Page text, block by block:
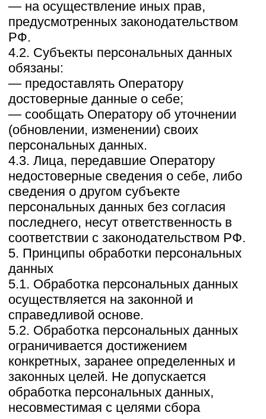
по которому является субъект
персональных данных, а также для
заключения договора по инициативе
субъекта персональных данных или
договора, по которому субъект
персональных данных будет являться
выгодоприобретателем или
поручителем.
7.5. Обработка персональных данных
необходима для осуществления прав и
законных интересов оператора или
третьих лиц либо для достижения
общественно значимых целей при
условии, что при этом не нарушаются
права и свободы субъекта
персональных данных.
7.6. Осуществляется обработка
персональных данных, доступ
неограниченного круга лиц к которым
предоставлен субъектом персональных
данных либо по его просьбе (далее —
общедоступные персональные данные).
7.7. Осуществляется обработка
персональных данных, подлежащих
опубликованию или обязательному
раскрытию в соответствии с
федеральным законом.
8. Порядок сбора, хранения, передачи и
других видов обработки персональных
данных
Безопасность персональных данных,
которые обрабатываются Оператором,
обеспечивается путем реализации
правовых, организационных и
технических мер, необходимых для
выполнения в полном объеме
требований действующего